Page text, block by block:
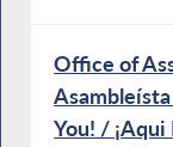
Office of
You! /